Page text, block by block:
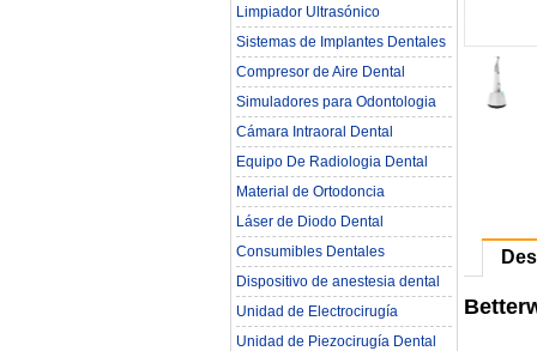
Limpiador Ultrasónico
Sistemas de Implantes Dentales
Compresor de Aire Dental
Simuladores para Odontologia
Cámara Intraoral Dental
Equipo De Radiologia Dental‎
Material de Ortodoncia
Láser de Diodo Dental
Consumibles Dentales
Dispositivo de anestesia dental
Unidad de Electrocirugía
Unidad de Piezocirugía Dental